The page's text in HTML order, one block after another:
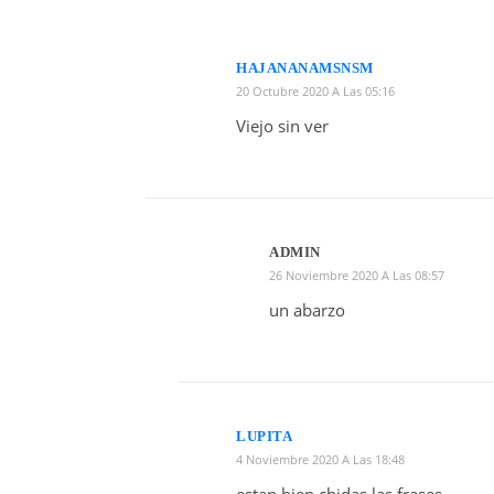
HAJANANAMSNSM
20 Octubre 2020 A Las 05:16
Viejo sin ver
ADMIN
26 Noviembre 2020 A Las 08:57
un abarzo
LUPITA
4 Noviembre 2020 A Las 18:48